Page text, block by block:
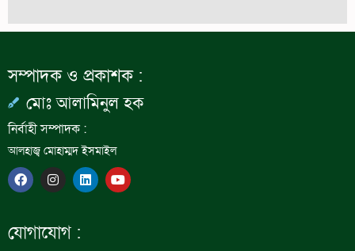
সম্পাদক ও প্রকাশক :
মোঃ আলামিনুল হক
নির্বাহী সম্পাদক :
আলহাজ্ব মোহাম্মদ ইসমাইল
F
a
c
b
o
I
n
s
a
g
L
i
n
Y
o
u
যোগাযোগ :